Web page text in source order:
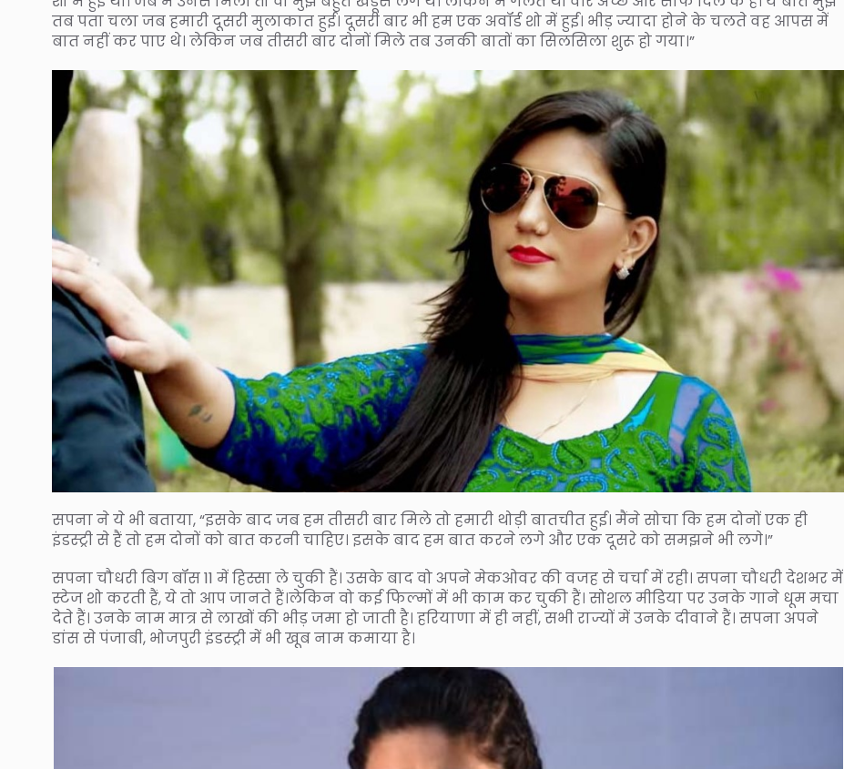
तब पता चला जब हमारी दूसरी मुलाकात हुई। दूसरी बार भी हम एक अवॉर्ड शो में हुई। भीड़ ज्यादा होने के चलते वह आपस में
बात नहीं कर पाए थे। लेकिन जब तीसरी बार दोनों मिले तब उनकी बातों का सिलसिला शुरू हो गया।”
सपना ने ये भी बताया, “इसके बाद जब हम तीसरी बार मिले तो हमारी थोड़ी बातचीत हुई। मैंने सोचा कि हम दोनों एक ही
इंडस्ट्री से हैं तो हम दोनों को बात करनी चाहिए। इसके बाद हम बात करने लगे और एक दूसरे को समझने भी लगे।”
सपना चौधरी बिग बॉस 11 में हिस्सा ले चुकी हैं। उसके बाद वो अपने मेकओवर की वजह से चर्चा में रही। सपना चौधरी देशभर में
स्टेज शो करती हैं, ये तो आप जानते हैं।लेकिन वो कई फिल्मों में भी काम कर चुकी हैं। सोशल मीडिया पर उनके गाने धूम मचा
देते हैं। उनके नाम मात्र से लाखों की भीड़ जमा हो जाती है। हरियाणा में ही नहीं, सभी राज्यों में उनके दीवाने हैं। सपना अपने
डांस से पंजाबी, भोजपुरी इंडस्ट्री में भी खूब नाम कमाया है।